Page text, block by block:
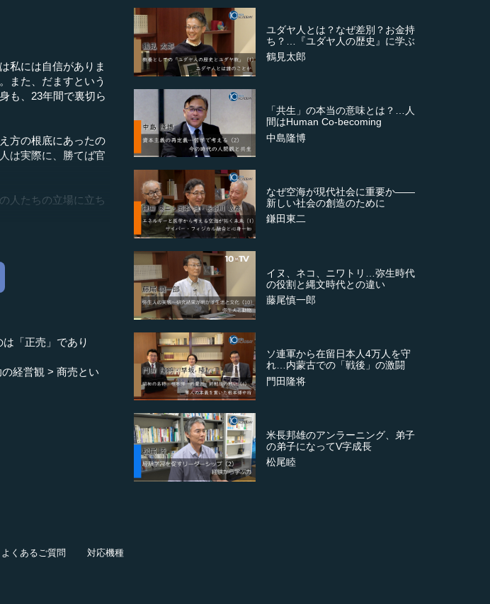
私には自信がありま
また、だますという
も、23年間で裏切ら
方の根底にあったの
は実際に、勝てば官
人たちの立場に立ち
「正売」であり
経営観
商売とい
ユダヤ人とは？なぜ差別？お金持
ち？…『ユダヤ人の歴史』に学ぶ
鶴見太郎
「共生」の本当の意味とは？…人
間はHuman Co-becoming
中島隆博
なぜ空海が現代社会に重要か――
新しい社会の創造のために
鎌田東二
イヌ、ネコ、ニワトリ…弥生時代
の役割と縄文時代との違い
藤尾慎一郎
ソ連軍から在留日本人4万人を守
れ…内蒙古での「戦後」の激闘
門田隆将
米長邦雄のアンラーニング、弟子
の弟子になってV字成長
松尾睦
よくあるご質問
対応機種